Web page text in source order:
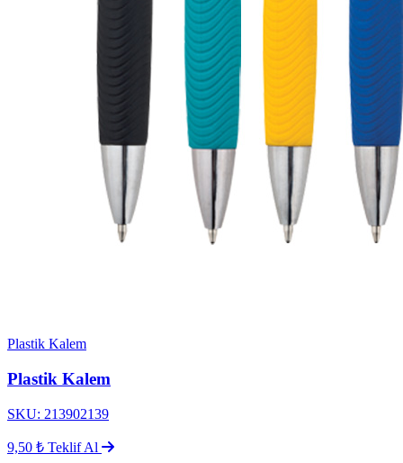
Plastik Kalem
Plastik Kalem
SKU: 213902139
9,50 ₺ Teklif Al